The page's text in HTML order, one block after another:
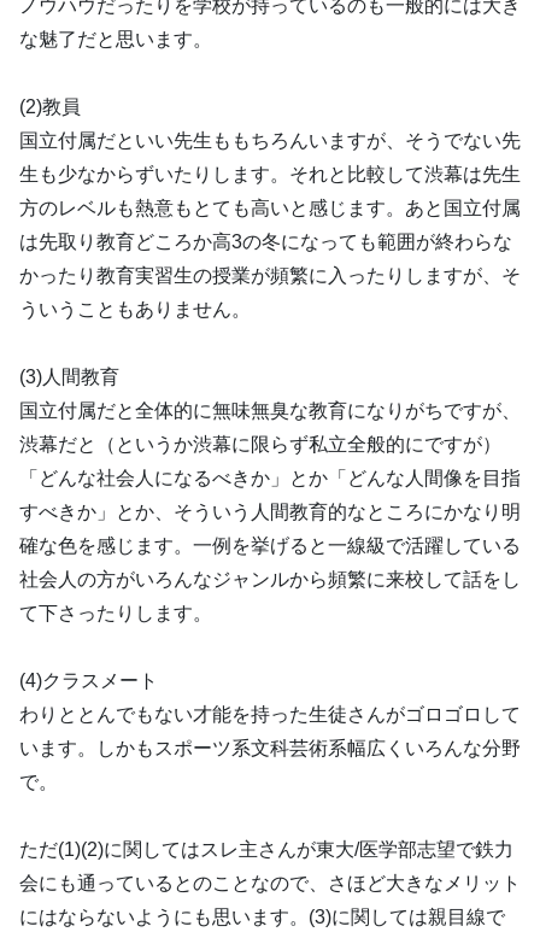
ノウハウだったりを学校が持っているのも一般的には大き
な魅了だと思います。
(2)教員
国立付属だといい先生ももちろんいますが、そうでない先
生も少なからずいたりします。それと比較して渋幕は先生
方のレベルも熱意もとても高いと感じます。あと国立付属
は先取り教育どころか高3の冬になっても範囲が終わらな
かったり教育実習生の授業が頻繁に入ったりしますが、そ
ういうこともありません。
(3)人間教育
国立付属だと全体的に無味無臭な教育になりがちですが、
渋幕だと（というか渋幕に限らず私立全般的にですが）
「どんな社会人になるべきか」とか「どんな人間像を目指
すべきか」とか、そういう人間教育的なところにかなり明
確な色を感じます。一例を挙げると一線級で活躍している
社会人の方がいろんなジャンルから頻繁に来校して話をし
て下さったりします。
(4)クラスメート
わりととんでもない才能を持った生徒さんがゴロゴロして
います。しかもスポーツ系文科芸術系幅広くいろんな分野
で。
ただ(1)(2)に関してはスレ主さんが東大/医学部志望で鉄力
会にも通っているとのことなので、さほど大きなメリット
にはならないようにも思います。(3)に関しては親目線で